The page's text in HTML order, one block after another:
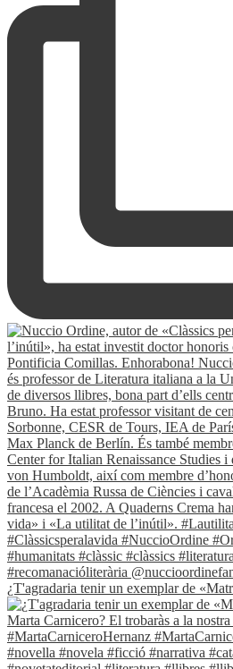
¿T'agradaria tenir un exemplar de